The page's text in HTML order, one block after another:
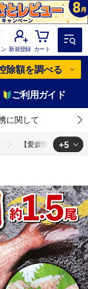
新規登録 カート
除額を調べる
ご利用ガイド
に関して
【愛媛県宇和島市
【愛媛県宇和島市産】
市産】真鯛 セット 計
媛県宇和島市産】真鯛
【愛媛県宇和島市産】
+5